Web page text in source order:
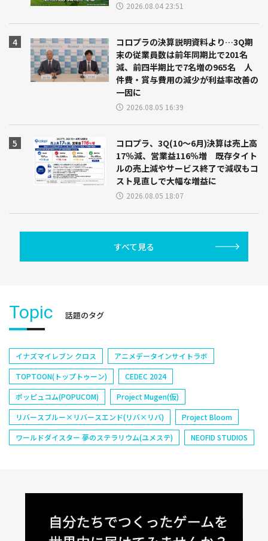
2026.08.04 23:51
コロプラの決算説明資料より…3Q期
末の従業員数は前年同期比で201名
減、前四半期比で7名増の965名 人
件費・賞与費用の減少が利益率改善の
一因に
2026.08.05 16:39
コロプラ、3Q(10～6月)決算は売上高
17％減、営業益116％増 既存タイト
ルの売上減やサービス終了で減収もコ
スト見直しで大幅な増益に
2026.08.05 18:07
すべて見る
Topic 話題のタグ
イナズマイレブン クロス
アニメデータインサイトラボ
TOPTOON(トップトゥーン)
CEDEC 2024
ポッピュコム(POPUCOM)
Project Mugen(仮)
リバースブルー×リバースエンド(リバ×リバ)
Project Bloom
ワールドダイスター 夢のステラリウム(ユメステ)
NEOFID STUDIOS